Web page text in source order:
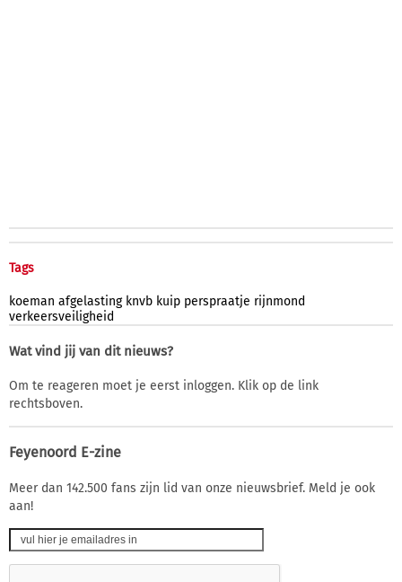
Tags
koeman afgelasting knvb kuip perspraatje rijnmond
verkeersveiligheid
Wat vind jij van dit nieuws?
Om te reageren moet je eerst inloggen. Klik op de link
rechtsboven.
Feyenoord E-zine
Meer dan 142.500 fans zijn lid van onze nieuwsbrief. Meld je ook
aan!